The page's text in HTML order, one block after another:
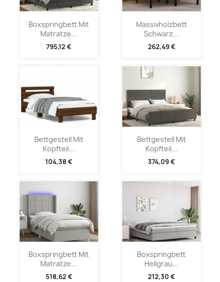
Boxspringbett Mit
Matratze...
795,12 €
Massivholzbett
Schwarz...
262,49 €
Bettgestell Mit
Kopfteil...
104,38 €
Bettgestell Mit
Kopfteil...
374,09 €
Boxspringbett Mit
Matratze...
518,62 €
Boxspringbett
Hellgrau...
212,30 €